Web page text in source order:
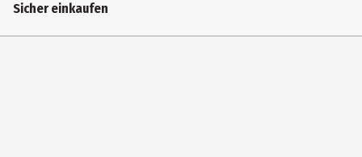
Erscheinungsjahr
Sicher einkaufen